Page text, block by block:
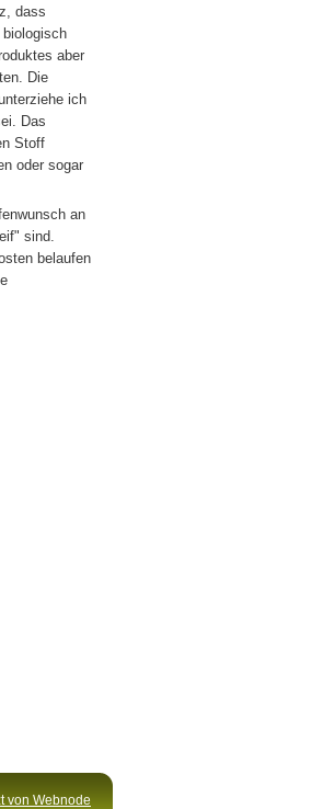
dass
aber
Die
ich
Das
Stoff
oder sogar
an
sind.
belaufen
von Webnode